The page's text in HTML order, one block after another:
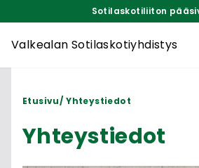
Sotilaskotiliiton
Valkealan Sotilaskotiyhdistys
Etusivu Yhteystiedot
Yhteystiedot